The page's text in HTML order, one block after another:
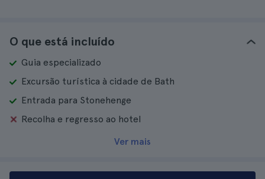
O que está incluído
Guia especializado
Excursão turística à cidade de Bath
Entrada para Stonehenge
Recolha e regresso ao hotel
Ver mais